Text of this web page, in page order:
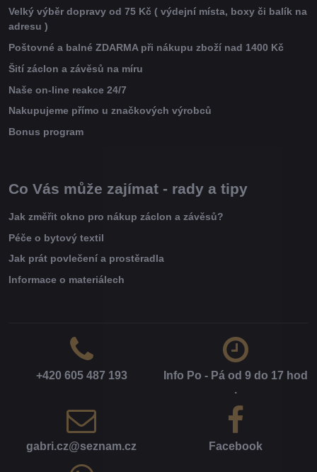
Velký výběr dopravy od 75 Kč ( výdejní místa, boxy či balík na
adresu )
Poštovné a balné ZDARMA při nákupu zboží nad 1400 Kč
Šití záclon a závěsů na míru
Naše on-line reakce 24/7
Nakupujeme přímo u značkových výrobců
Bonus program
Co Vás může zajímat - rady a tipy
Jak změřit okno pro nákup záclon a závěsů?
Péče o bytový textil
Jak prát povlečení a prostěradla
Informace o materiálech
+420 605 487 193
Info Po - Pá od 9 do 17 hod​
.
gabri​.cz​@seznam​.cz Facebook